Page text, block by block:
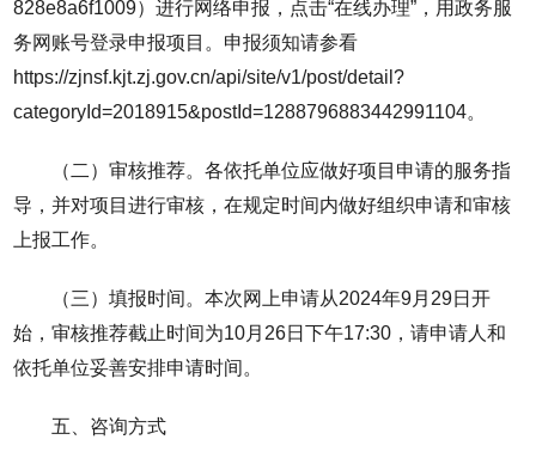
828e8a6f1009）进行网络申报，点击“在线办理”，用政务服
务网账号登录申报项目。申报须知请参看
https://zjnsf.kjt.zj.gov.cn/api/site/v1/post/detail?
categoryId=2018915&postId=1288796883442991104。
（二）审核推荐。各依托单位应做好项目申请的服务指
导，并对项目进行审核，在规定时间内做好组织申请和审核
上报工作。
（三）填报时间。本次网上申请从2024年9月29日开
始，审核推荐截止时间为10月26日下午17:30，请申请人和
依托单位妥善安排申请时间。
五、咨询方式